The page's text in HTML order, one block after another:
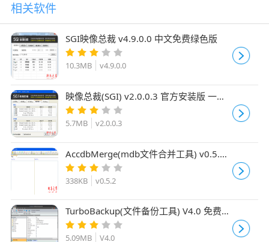
相关软件
SGI映像总裁 v4.9.0.0 中文免费绿色版
10.3MB v4.9.0.0
映像总裁(SGI) v2.0.0.3 官方安装版 一键
还原备份工具
5.7MB v2.0.0.3
AccdbMerge(mdb文件合并工具) v0.5.2
免费安装版
338KB v0.5.2
TurboBackup(文件备份工具) V4.0 免费安
装版
5.09MB V4.0